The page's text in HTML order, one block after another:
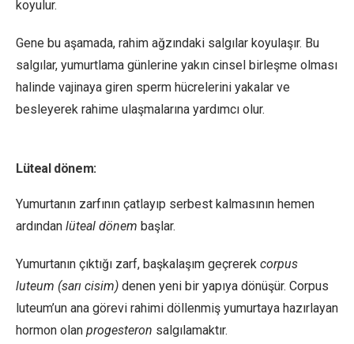
koyulur.
Gene bu aşamada, rahim ağzındaki salgılar koyulaşır. Bu
salgılar, yumurtlama günlerine yakın cinsel birleşme olması
halinde vajinaya giren sperm hücrelerini yakalar ve
besleyerek rahime ulaşmalarına yardımcı olur.
Lüteal dönem:
Yumurtanın zarfının çatlayıp serbest kalmasının hemen
ardından lüteal dönem başlar.
Yumurtanın çıktığı zarf, başkalaşım geçrerek corpus
luteum (sarı cisim) denen yeni bir yapıya dönüşür. Corpus
luteum’un ana görevi rahimi döllenmiş yumurtaya hazırlayan
hormon olan progesteron salgılamaktır.